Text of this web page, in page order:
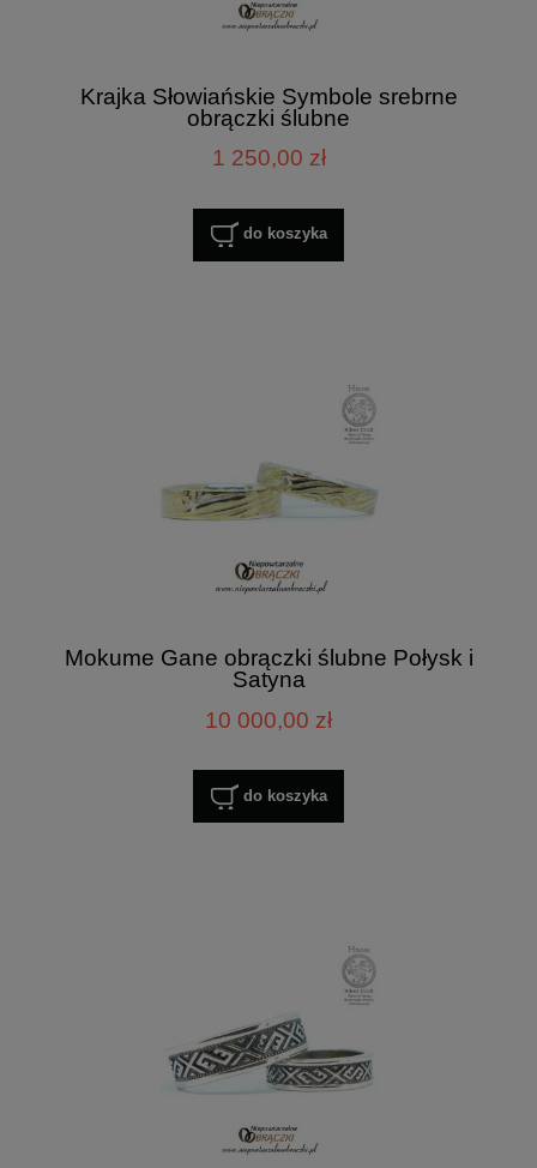
Krajka Słowiańskie Symbole srebrne
obrączki ślubne
1 250,00 zł
do koszyka
Mokume Gane obrączki ślubne Połysk i
Satyna
10 000,00 zł
do koszyka